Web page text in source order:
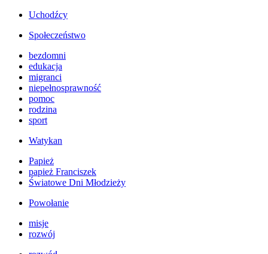
Uchodźcy
Społeczeństwo
bezdomni
edukacja
migranci
niepełnosprawność
pomoc
rodzina
sport
Watykan
Papież
papież Franciszek
Światowe Dni Młodzieży
Powołanie
misje
rozwój